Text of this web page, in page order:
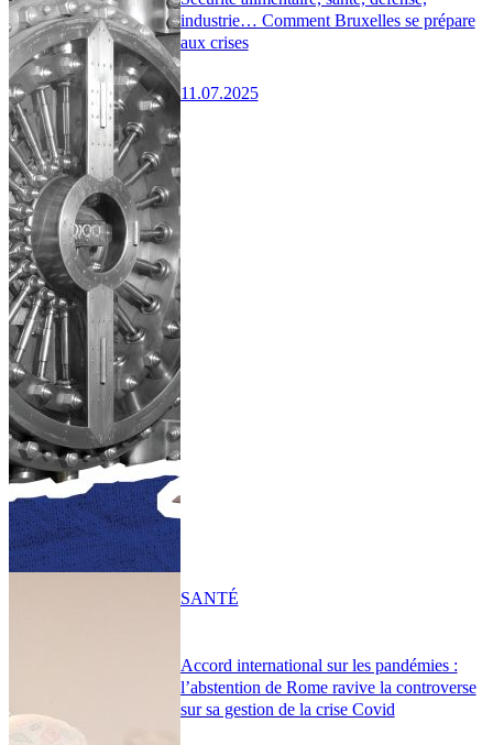
industrie… Comment Bruxelles se prépare
aux crises
11.07.2025
Accord international sur les pandémies :
l’abstention de Rome ravive la controverse
sur sa gestion de la crise Covid
SANTÉ